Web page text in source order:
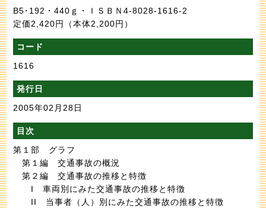
B5･192・440ｇ・ＩＳＢＮ4-8028-1616-2
定価2,420円
（本体2,200円）
コード
1616
発行日
2005年02月28日
目次
第１部 グラフ
第１編 交通事故の概況
第２編 交通事故の推移と特徴
I 車両別にみた交通事故の推移と特徴
II 当事者（人）別にみた交通事故の推移と特徴